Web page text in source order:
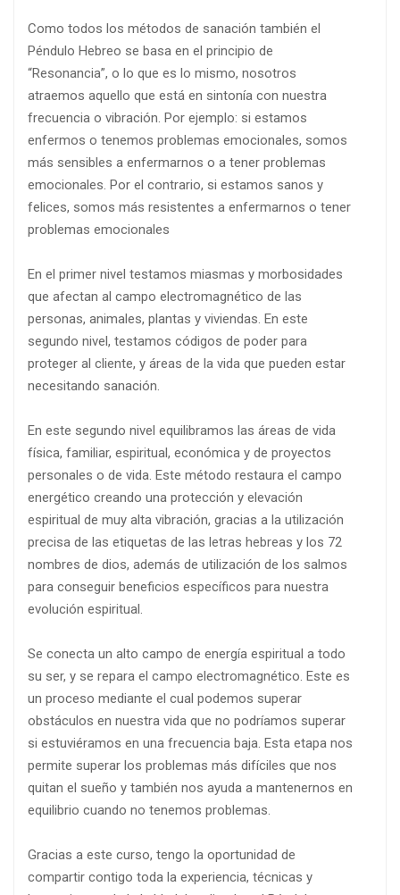
Como todos los métodos de sanación también el
Péndulo Hebreo se basa en el principio de
“Resonancia”, o lo que es lo mismo, nosotros
atraemos aquello que está en sintonía con nuestra
frecuencia o vibración. Por ejemplo: si estamos
enfermos o tenemos problemas emocionales, somos
más sensibles a enfermarnos o a tener problemas
emocionales. Por el contrario, si estamos sanos y
felices, somos más resistentes a enfermarnos o tener
problemas emocionales
En el primer nivel testamos miasmas y morbosidades
que afectan al campo electromagnético de las
personas, animales, plantas y viviendas. En este
segundo nivel, testamos códigos de poder para
proteger al cliente, y áreas de la vida que pueden estar
necesitando sanación.
En este segundo nivel equilibramos las áreas de vida
física, familiar, espiritual, económica y de proyectos
personales o de vida. Este método restaura el campo
energético creando una protección y elevación
espiritual de muy alta vibración, gracias a la utilización
precisa de las etiquetas de las letras hebreas y los 72
nombres de dios, además de utilización de los salmos
para conseguir beneficios específicos para nuestra
evolución espiritual.
Se conecta un alto campo de energía espiritual a todo
su ser, y se repara el campo electromagnético. Este es
un proceso mediante el cual podemos superar
obstáculos en nuestra vida que no podríamos superar
si estuviéramos en una frecuencia baja. Esta etapa nos
permite superar los problemas más difíciles que nos
quitan el sueño y también nos ayuda a mantenernos en
equilibrio cuando no tenemos problemas.
Gracias a este curso, tengo la oportunidad de
compartir contigo toda la experiencia, técnicas y